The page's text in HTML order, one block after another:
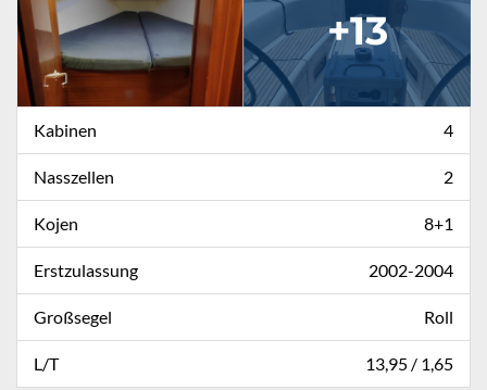
+13
Kabinen 4
Nasszellen 2
Kojen 8+1
Erstzulassung 2002-2004
Großsegel Roll
L/T 13,95 / 1,65